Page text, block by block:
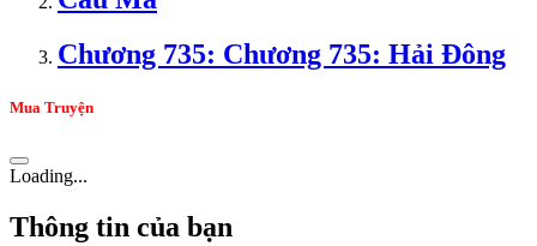
Chương 735: Chương 735: Hải Đông
Mua Truyện
Loading...
Thông tin của bạn